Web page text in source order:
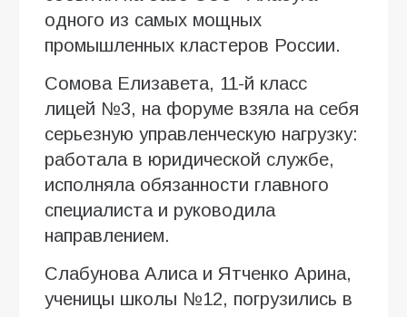
одного из самых мощных
промышленных кластеров России.
Сомова Елизавета, 11-й класс
лицей №3, на форуме взяла на себя
серьезную управленческую нагрузку:
работала в юридической службе,
исполняла обязанности главного
специалиста и руководила
направлением.
Слабунова Алиса и Ятченко Арина,
ученицы школы №12, погрузились в